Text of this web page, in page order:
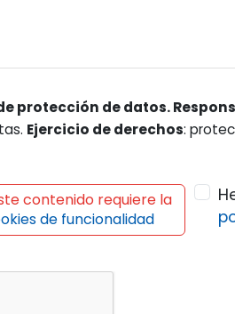
protección de datos.
Ejercicio de derechos:
contenido requiere la
de funcionalidad